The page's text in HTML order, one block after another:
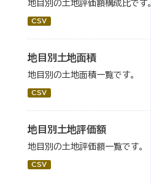
地目別の土地評価額構成比です。
CSV
地目別土地面積
地目別の土地面積一覧です。
CSV
地目別土地評価額
地目別の土地評価額一覧です。
CSV